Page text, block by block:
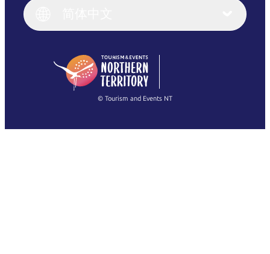
English (US)
English
(Singapore)
Français
繁體中文
© Tourism and Events NT